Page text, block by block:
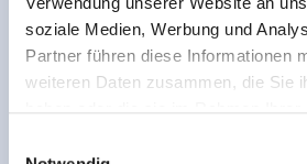
soziale Medien, Werbung und
Partner führen diese Informationen
weiteren Daten zusammen, die Sie
haben oder die sie im Rahmen